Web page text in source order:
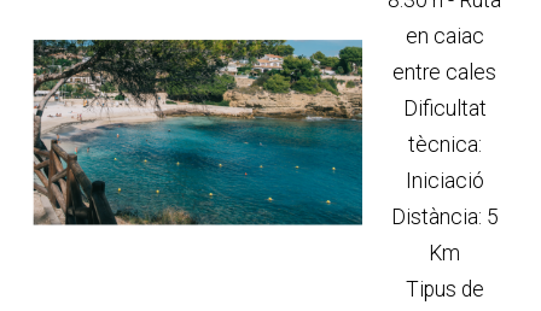
en caiac
entre cales
Dificultat
tècnica:
Iniciació
Distància: 5
Km
Tipus de